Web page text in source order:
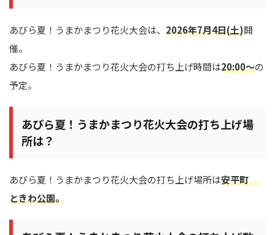
あびら夏！うまかまつり花火大会は、 2026年7月4日(土)開
催。
あびら夏！うまかまつり花火大会の打ち上げ時間は20:00～の
予定。
あびら夏！うまかまつり花火大会の打ち上げ場
所は？
あびら夏！うまかまつり花火大会の打ち上げ場所は安平町
ときわ公園。